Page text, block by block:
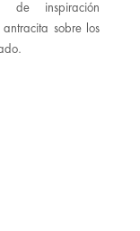
de inspiración
sobre los